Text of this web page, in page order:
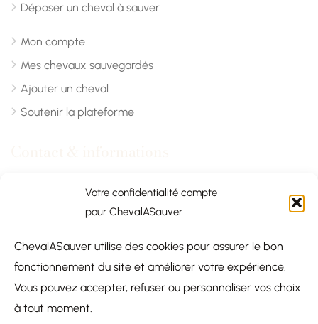
Votre confidentialité compte
pour ChevalASauver
ChevalASauver utilise des cookies pour assurer le bon
fonctionnement du site et améliorer votre expérience.
Vous pouvez accepter, refuser ou personnaliser vos choix
à tout moment.
Déposer un cheval à sauver
Mon compte
Mes chevaux sauvegardés
Ajouter un cheval
Soutenir la plateforme
Chevalasauver.com
Normandie, France
contact@chevalasauver.com
Communiqué de presse